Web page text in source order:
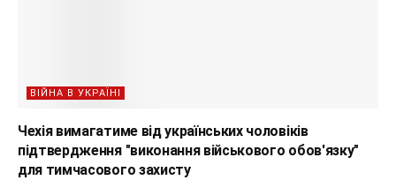
ВІЙНА В УКРАЇНІ
Чехія вимагатиме від українських чоловіків
підтвердження "виконання військового обов'язку"
для тимчасового захисту